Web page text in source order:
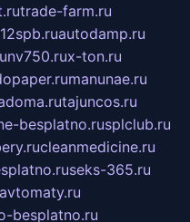
trade-farm.ru
autodamp.ru
nv750.rux-ton.ru
manunae.ru
tajuncos.ru
besplatno.rusplclub.ru
cleanmedicine.ru
seks-365.ru
besplatno.ru